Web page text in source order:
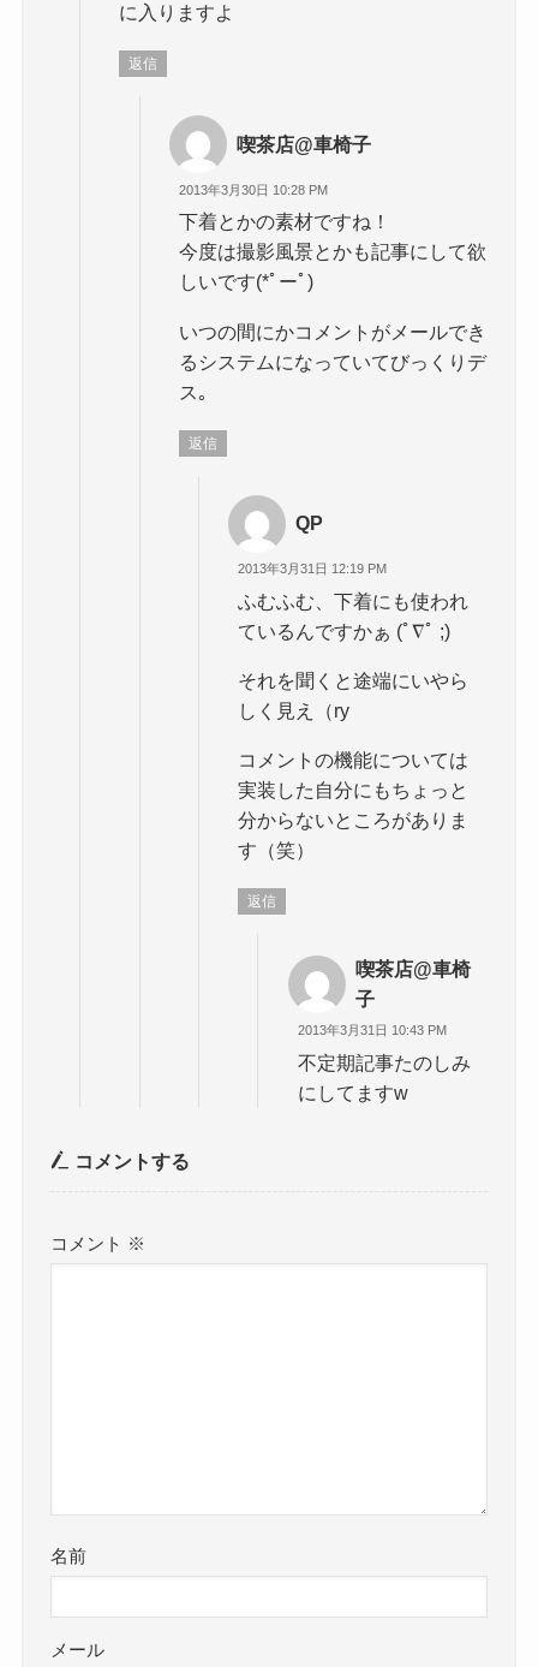
に入りますよ
返信
喫茶店@車椅子
2013年3月30日 10:28 PM
下着とかの素材ですね！
今度は撮影風景とかも記事にして欲
しいです(*ﾟーﾟ)
いつの間にかコメントがメールでき
るシステムになっていてびっくりデ
ス｡
返信
QP
2013年3月31日 12:19 PM
ふむふむ、下着にも使われ
ているんですかぁ (ﾟ∇ﾟ ;)
それを聞くと途端にいやら
しく見え（ry
コメントの機能については
実装した自分にもちょっと
分からないところがありま
す（笑）
返信
喫茶店@車椅
子
2013年3月31日 10:43 PM
不定期記事たのしみ
にしてますw
コメントする
コメント ※
名前
メール